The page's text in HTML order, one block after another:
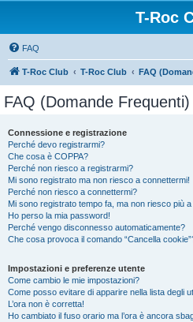
T-Roc
FAQ
T-Roc Club T-Roc Club FAQ
FAQ (Domande Frequenti)
Connessione e registrazione
Perché devo registrarmi?
Che cosa è COPPA?
Perché non riesco a registrarmi?
Mi sono registrato ma non riesco a connettermi!
Perché non riesco a connettermi?
Mi sono registrato tempo fa, ma non riesco più
Ho perso la mia password!
Perché vengo disconnesso automaticamente?
Che cosa provoca il comando “Cancella
Impostazioni e preferenze utente
Come cambio le mie impostazioni?
Come posso evitare di apparire nella lista degli
L’ora non è corretta!
Ho cambiato il fuso orario ma l’ora è ancora